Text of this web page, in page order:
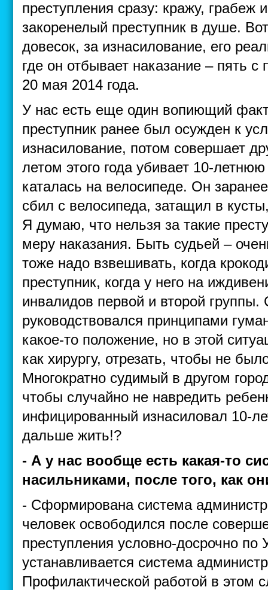
преступления сразу: кражу, грабеж
закоренелый преступник в душе.
довесок, за изнасилование, его
где он отбывает наказание – пять с
20 мая 2014 года.
У нас есть еще один вопиющий факт
преступник ранее был осужден к
изнасилование, потом совершает
летом этого года убивает 10-
каталась на велосипеде. Он
сбил с велосипеда, затащил в
Я думаю, что нельзя за такие
меру наказания. Быть судьей –
тоже надо взвешивать, когда
преступник, когда у него на
инвалидов первой и второй группы.
руководствовался принципами
какое-то положение, но в этой
как хирургу, отрезать, чтобы не
Многократно судимый в другом
чтобы случайно не навредить
инфицированный изнасиловал 10-
дальше жить!?
- А у нас вообще есть какая-то
насильниками, после того, как
- Сформирована система
человек освободился после
преступления условно-досрочно
устанавливается система
Профилактической работой в этом